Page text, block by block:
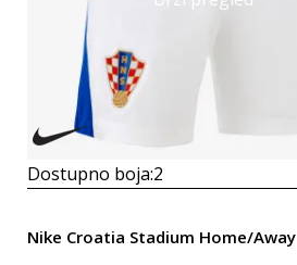
Dostupno boja:2
Nike Croatia Stadium Home/Away